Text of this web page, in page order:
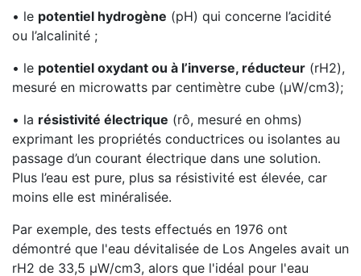
• le potentiel hydrogène (pH) qui concerne l’acidité
ou l’alcalinité ;
• le potentiel oxydant ou à l’inverse, réducteur (rH2),
mesuré en microwatts par centimètre cube (µW/cm3);
• la résistivité électrique (rô, mesuré en ohms)
exprimant les propriétés conductrices ou isolantes au
passage d’un courant électrique dans une solution.
Plus l’eau est pure, plus sa résistivité est élevée, car
moins elle est minéralisée.
Par exemple, des tests effectués en 1976 ont
démontré que l'eau dévitalisée de Los Angeles avait un
rH2 de 33,5 µW/cm3, alors que l'idéal pour l'eau